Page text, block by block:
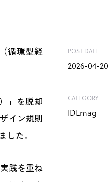
循環型経
」を脱却
イン規則
た。
践を重ね
POST DATE
2026-04-20
CATEGORY
IDLmag